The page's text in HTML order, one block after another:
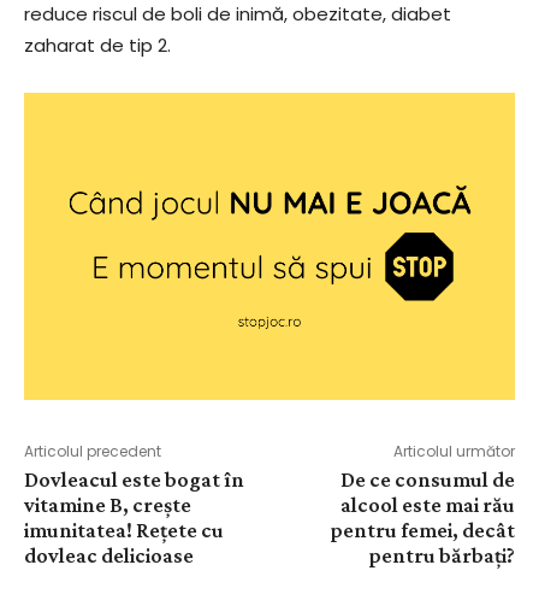
reduce riscul de boli de inimă, obezitate, diabet
zaharat de tip 2.
Articolul precedent
Dovleacul este bogat în
vitamine B, crește
imunitatea! Rețete cu
dovleac delicioase
Articolul următor
De ce consumul de
alcool este mai rău
pentru femei, decât
pentru bărbați?